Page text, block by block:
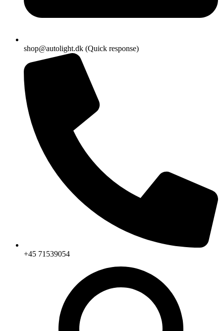
shop@autolight.dk (Quick response)
+45 71539054